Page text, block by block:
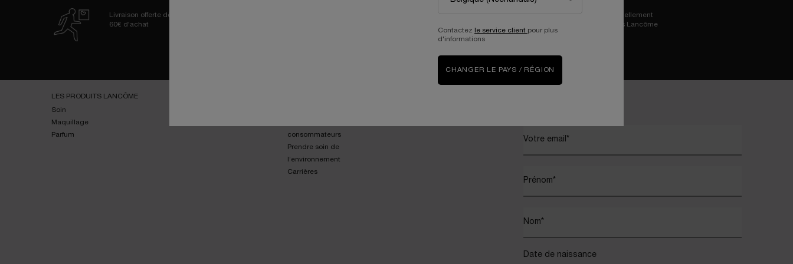
Livraison offerte dès
60€ d'achat
Essayez virtuellement
les iconiques Lancôme
LES PRODUITS LANCÔME
Soin
Maquillage
Parfum
consommateurs
Prendre soin de
l’environnement
Carrières
Votre email *
Prénom*
Nom*
Date de naissance
Contactez le service client pour plus
d'informations
CHANGER LE PAYS / RÉGION